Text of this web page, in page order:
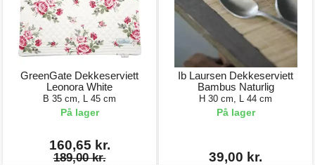
GreenGate Dekkeserviett
Leonora White
B 35 cm, L 45 cm
På lager
160,65 kr.
189,00 kr.
Ib Laursen Dekkeserviett
Bambus Naturlig
H 30 cm, L 44 cm
På lager
39,00 kr.